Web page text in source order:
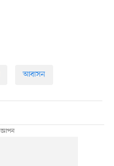
আবাসন